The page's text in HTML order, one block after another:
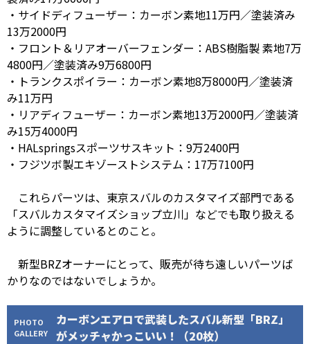
・サイドディフューザー：カーボン素地11万円／塗装済み
13万2000円
・フロント＆リアオーバーフェンダー：ABS樹脂製 素地7万
4800円／塗装済み9万6800円
・トランクスポイラー：カーボン素地8万8000円／塗装済
み11万円
・リアディフューザー：カーボン素地13万2000円／塗装済
み15万4000円
・HALspringsスポーツサスキット：9万2400円
・フジツボ製エキゾーストシステム：17万7100円
これらパーツは、東京スバルのカスタマイズ部門である
「スバルカスタマイズショップ立川」などでも取り扱える
ように調整しているとのこと。
新型BRZオーナーにとって、販売が待ち遠しいパーツば
かりなのではないでしょうか。
PHOTO
GALLERY
カーボンエアロで武装したスバル新型「BRZ」
がメッチャかっこいい！（20枚）